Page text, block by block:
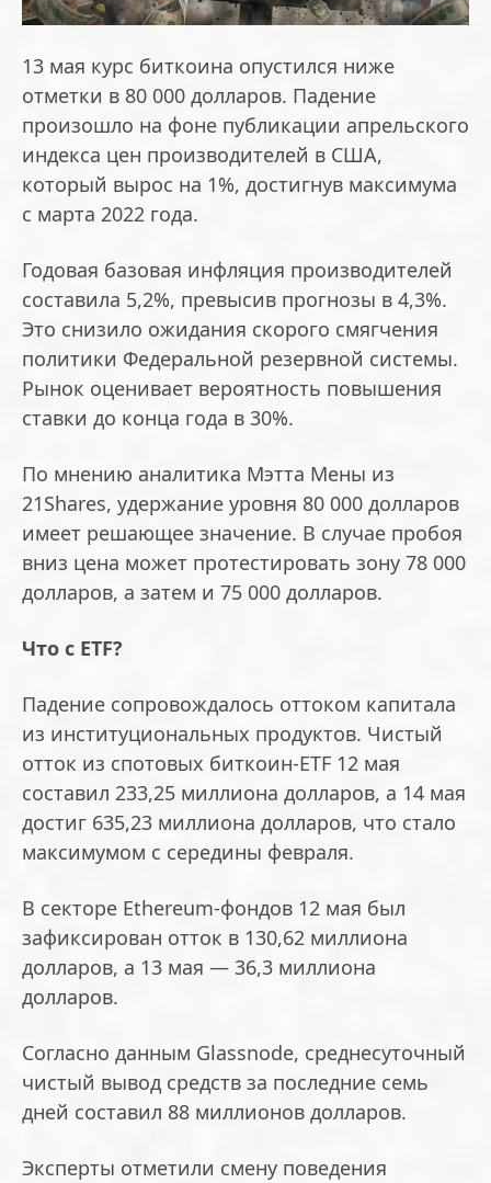
13 мая курс биткоина опустился ниже
отметки в 80 000 долларов. Падение
произошло на фоне публикации апрельского
индекса цен производителей в США,
который вырос на 1%, достигнув максимума
с марта 2022 года.
Годовая базовая инфляция производителей
составила 5,2%, превысив прогнозы в 4,3%.
Это снизило ожидания скорого смягчения
политики Федеральной резервной системы.
Рынок оценивает вероятность повышения
ставки до конца года в 30%.
По мнению аналитика Мэтта Мены из
21Shares, удержание уровня 80 000 долларов
имеет решающее значение. В случае пробоя
вниз цена может протестировать зону 78 000
долларов, а затем и 75 000 долларов.
Что с ETF?
Падение сопровождалось оттоком капитала
из институциональных продуктов. Чистый
отток из спотовых биткоин-ETF 12 мая
составил 233,25 миллиона долларов, а 14 мая
достиг 635,23 миллиона долларов, что стало
максимумом с середины февраля.
В секторе Ethereum-фондов 12 мая был
зафиксирован отток в 130,62 миллиона
долларов, а 13 мая — 36,3 миллиона
долларов.
Согласно данным Glassnode, среднесуточный
чистый вывод средств за последние семь
дней составил 88 миллионов долларов.
Эксперты отметили смену поведения